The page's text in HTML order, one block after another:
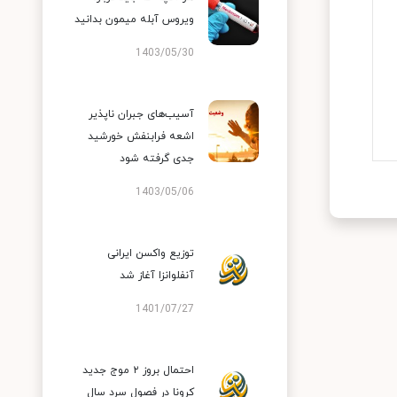
ویروس آبله میمون بدانید
1403/05/30
آسیب‌های جبران ناپذیر
اشعه فرابنفش خورشید
جدی گرفته شود
1403/05/06
توزیع واکسن ایرانی
آنفلوانزا آغاز شد
1401/07/27
احتمال بروز ۲ موج جدید
کرونا در فصول سرد سال